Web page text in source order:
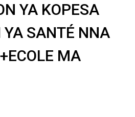
YA KOPESA
YA SANTÉ NNA
MA